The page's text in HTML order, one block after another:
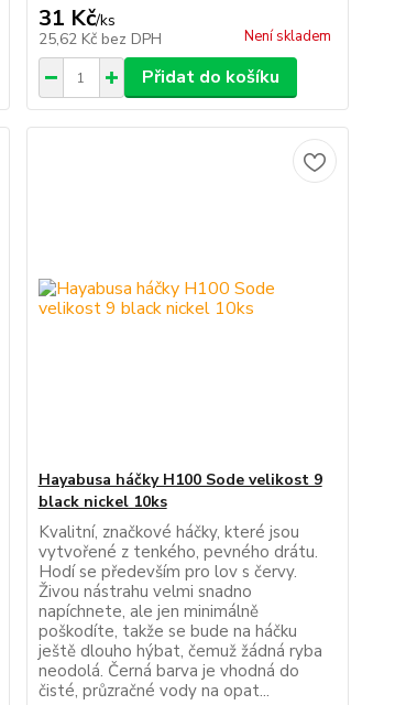
31 Kč/ks
25,62 Kč bez DPH Není skladem
Přidat do košíku
Hayabusa háčky H100 Sode velikost 9
black nickel 10ks
Kvalitní, značkové háčky, které jsou
vytvořené z tenkého, pevného drátu.
Hodí se především pro lov s červy.
Živou nástrahu velmi snadno
napíchnete, ale jen minimálně
poškodíte, takže se bude na háčku
ještě dlouho hýbat, čemuž žádná ryba
neodolá. Černá barva je vhodná do
čisté, průzračné vody na opat...